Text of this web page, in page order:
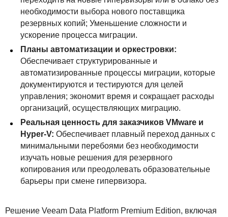
необходимости выбора нового поставщика
резервных копий; Уменьшение сложности и
ускорение процесса миграции.
Планы автоматизации и оркестровки:
Обеспечивает структурированные и
автоматизированные процессы миграции, которые
документируются и тестируются для целей
управления; экономит время и сокращает расходы
организаций, осуществляющих миграцию.
Реальная ценность для заказчиков VMware и
Hyper-V: Обеспечивает плавный переход данных с
минимальными перебоями без необходимости
изучать новые решения для резервного
копирования или преодолевать образовательные
барьеры при смене гипервизора.
Решение Veeam Data Platform Premium Edition, включая